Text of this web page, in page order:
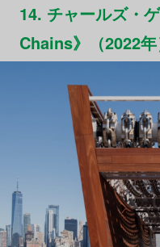
14. チャールズ・
Chains》（2022年